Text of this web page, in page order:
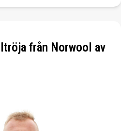
från Norwool av